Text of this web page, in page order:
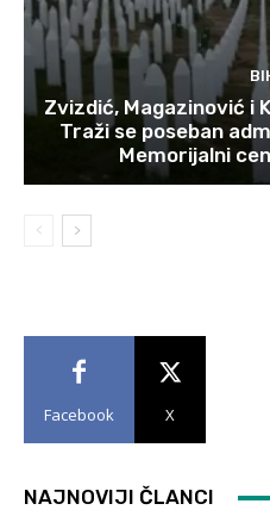
Zvizdić, Magazinović i
Traži se poseban
Memorijalni
Facebook X
NAJNOVIJI ČLANCI